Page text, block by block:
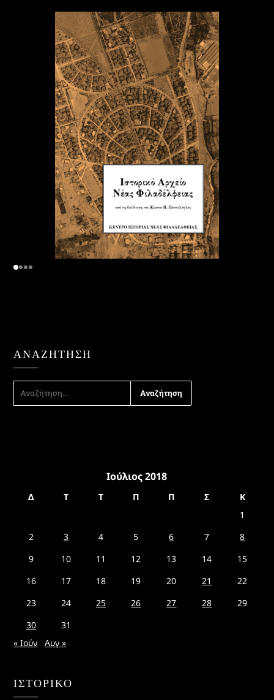
ΑΝΑΖΉΤΗΣΗ
ΑΝΑΖΉΤΗΣΗ
Ιούλιος 2018
Δ Τ Τ Π Π Σ
Κ
1
2
3 4 5 6 7
8
9
10 11 12 13 14
15
16
17 18 19 20 21
22
23
24 25 26 27 28
29
30
31
« Ιούν
Αυγ »
ΙΣΤΟΡΙΚΌ